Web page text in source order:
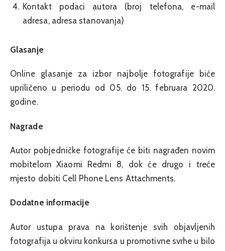
Kontakt podaci autora (broj telefona, e-mail
adresa, adresa stanovanja)
Glasanje
Online glasanje za izbor najbolje fotografije biće
upriličeno u periodu od 05. do 15. februara 2020.
godine.
Nagrade
Autor pobjedničke fotografije će biti nagrađen novim
mobitelom Xiaomi Redmi 8, dok će drugo i treće
mjesto dobiti Cell Phone Lens Attachments.
Dodatne informacije
Autor ustupa prava na korištenje svih objavljenih
fotografija u okviru konkursa u promotivne svrhe u bilo